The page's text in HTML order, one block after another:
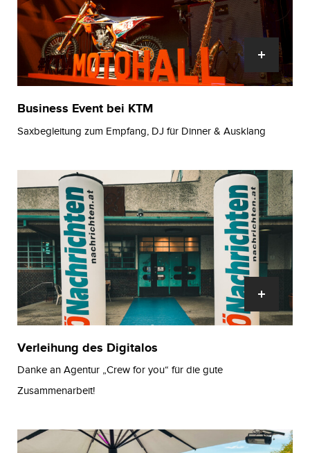
Business Event bei KTM
Saxbegleitung zum Empfang, DJ für Dinner & Ausklang
Verleihung des Digitalos
Danke an Agentur „Crew for you“ für die gute
Zusammenarbeit!